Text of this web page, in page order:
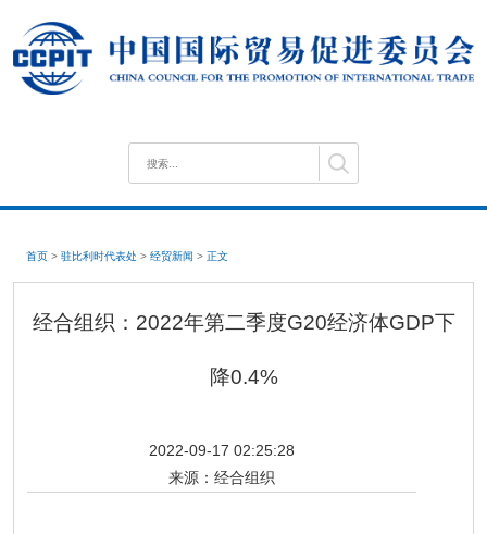
首页 > 驻比利时代表处 > 经贸新闻 > 正文
经合组织：2022年第二季度G20经济体GDP下
降0.4%
2022-09-17 02:25:28
来源： 经合组织